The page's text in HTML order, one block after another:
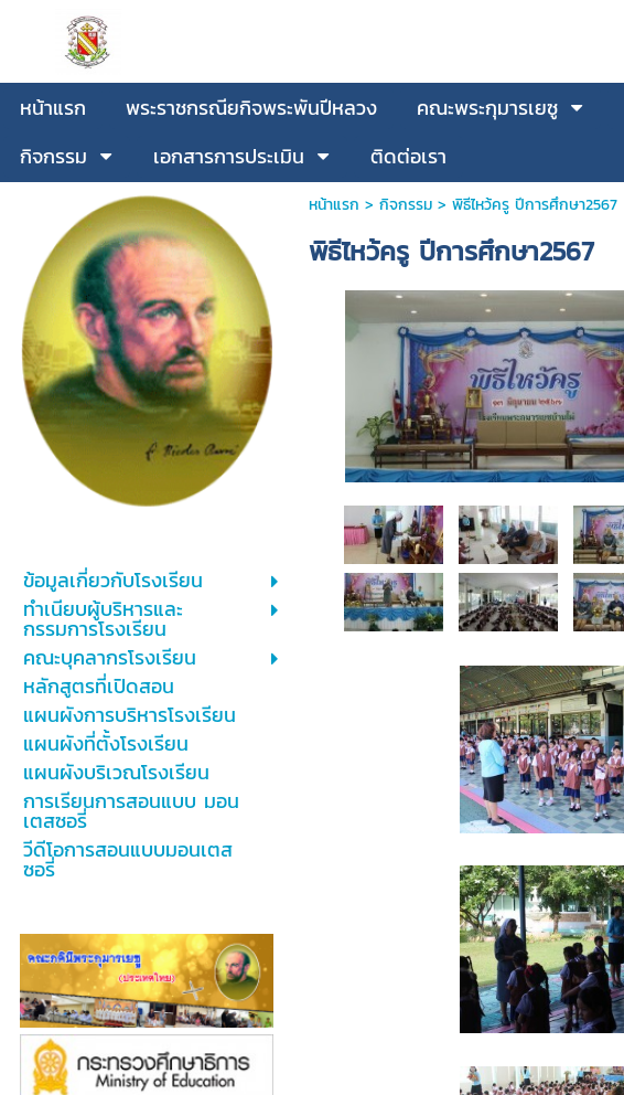
หน้าแรก พระราชกรณียกิจพระพันปีหลวง คณะพระกุมารเยซู
กิจกรรม
เอกสารการประเมิน ติดต่อเรา
ข้อมูลเกี่ยวกับโรงเรียน
ทำเนียบผู้บริหารและ
กรรมการโรงเรียน
คณะบุคลากรโรงเรียน
หลักสูตรที่เปิดสอน
แผนผังการบริหารโรงเรียน
แผนผังที่ตั้งโรงเรียน
แผนผังบริเวณโรงเรียน
การเรียนการสอนแบบ มอน
เตสซอรี่
วีดีโอการสอนแบบมอนเตส
ซอรี่
หน้าแรก > กิจกรรม> พิธีไหว้ครู ปีการศึกษา2567
พิธีไหว้ครู ปีการศึกษา2567